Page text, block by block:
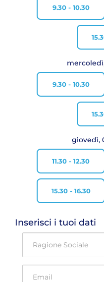
9.30 - 10.30
9.30 - 10.30
giovedì,
11.30 - 12.30
15.30 - 16.30
Inserisci i tuoi dati